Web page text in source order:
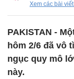
Xem các bài
PAKISTAN -
hôm 2/6 đã vô
ngục quy mô
này.